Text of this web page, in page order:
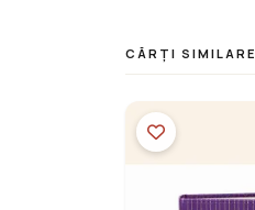
CĂRȚI SIMILARE